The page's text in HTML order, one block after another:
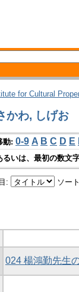
for Cultural
かわ, しげお
動: 0-9 A B C D E
るいは、最初の数文
: ソー
024 楊鴻勤先生